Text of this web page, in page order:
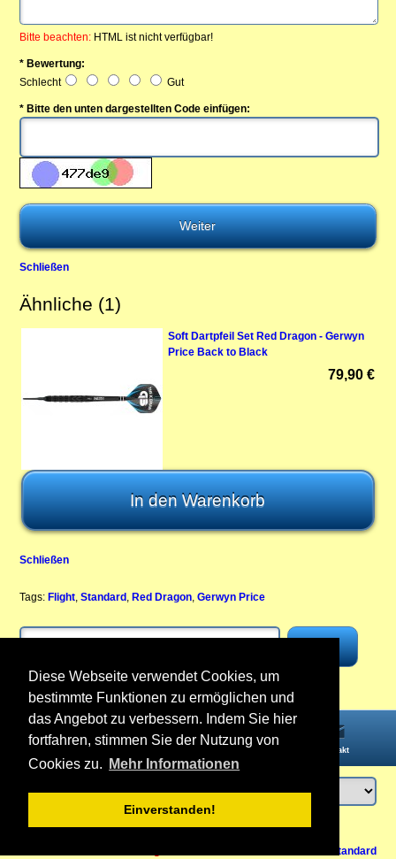
Diese Webseite verwendet Cookies, um
bestimmte Funktionen zu ermöglichen und
das Angebot zu verbessern. Indem Sie hier
fortfahren, stimmen Sie der Nutzung von
Cookies zu.
Mehr Informationen
Einverstanden!
Bitte beachten: HTML ist nicht verfügbar!
* Bewertung:
Schlecht
Gut
* Bitte den unten dargestellten Code einfügen:
Schließen
Ähnliche (1)
Soft Dartpfeil Set Red Dragon - Gerwyn
Price Back to Black
79,90 €
Schließen
Tags: Flight ,Standard ,Red Dragon ,Gerwyn Price
Konto Kontakt
Standard